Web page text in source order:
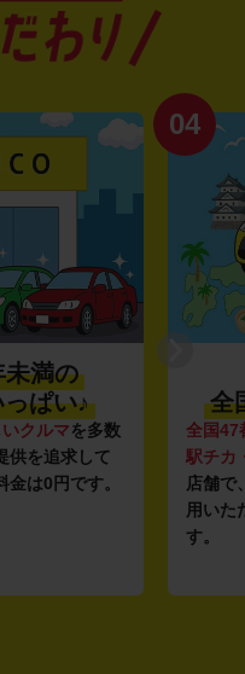
満の
ぱい♪
クルマを多数
供を追求して
は0円です。
04
全
全国47
駅チカ
店舗で
用いた
す。